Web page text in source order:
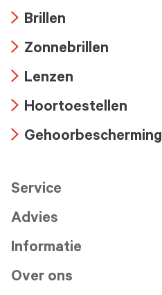
icon
Brillen
icon
Zonnebrillen
icon
Lenzen
icon
Hoortoestellen
Gehoorbescherming
Service
Advies
Informatie
Over ons